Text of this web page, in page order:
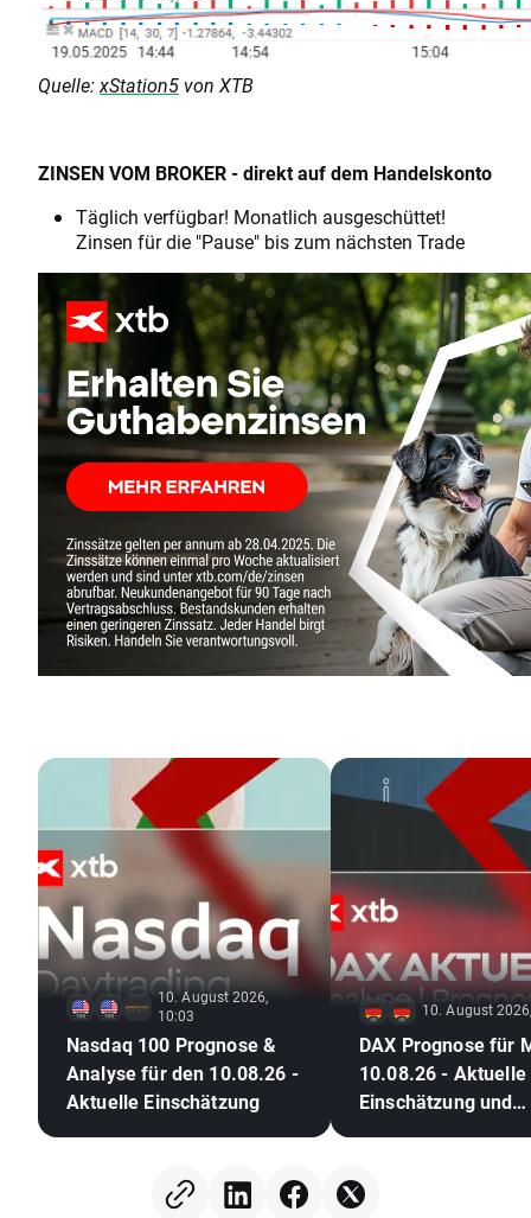
Quelle:xStation5 von XTB
ZINSEN VOM BROKER - direkt auf dem Handelskonto
Täglich verfügbar! Monatlich ausgeschüttet!
Zinsen für die "Pause" bis zum nächsten Trade
10. August 2026,
10:03
Nasdaq 100 Prognose &
Analyse für den 10.08.26 -
Aktuelle Einschätzung
10. August
DAX Prognose für
10.08.26 - Aktuelle
Einschätzung und